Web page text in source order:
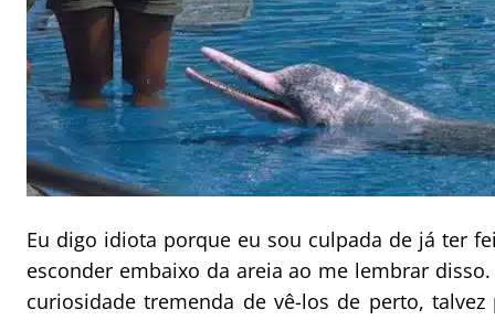
Eu digo idiota porque eu sou culpada de já ter
esconder embaixo da areia ao me lembrar
curiosidade tremenda de vê-los de perto,